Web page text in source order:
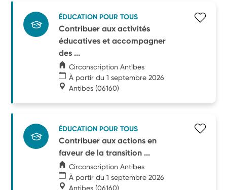
ÉDUCATION POUR TOUS
Contribuer aux activités
éducatives et accompagner
des ...
Circonscription Antibes
À partir du 1 septembre 2026
Antibes (06160)
ÉDUCATION POUR TOUS
Contribuer aux actions en
faveur de la transition ...
Circonscription Antibes
À partir du 1 septembre 2026
Antibes (06160)